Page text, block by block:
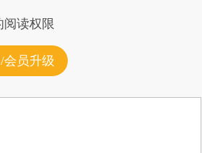
读权限
会员升级